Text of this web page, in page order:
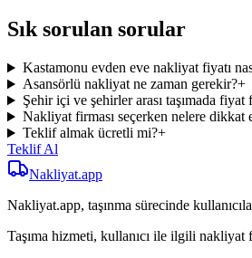
Sık sorulan sorular
Kastamonu evden eve nakliyat fiyatı
Asansörlü nakliyat ne zaman gerekir?+
Şehir içi ve şehirler arası taşımada fiyat
Nakliyat firması seçerken nelere dikkat
Teklif almak ücretli mi?+
Teklif Al
Nakliyat.app
Nakliyat.app, taşınma sürecinde
Taşıma hizmeti, kullanıcı ile ilgili nakliyat